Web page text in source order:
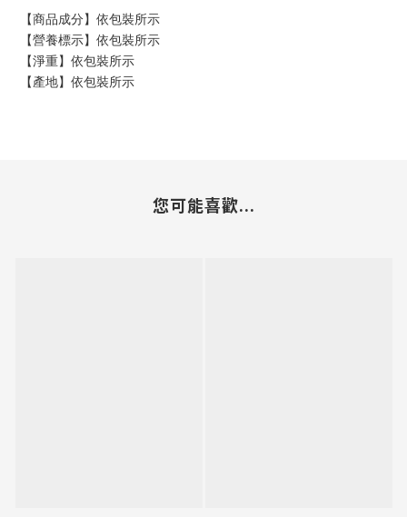
【商品成分】依包裝所示
【營養標示】依包裝所示
【淨重】依包裝所示
【產地】依包裝所示
您可能喜歡...